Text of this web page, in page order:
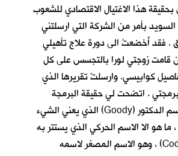
هذا الاغتيال الاقتصادي للشعوب
بأمر من الشركة التي ارسلتني
. فقد أُخضعتُ الى دورة علاج تأهيلي
قامت زوجتي لورا بالتجسس على كل
كوابيسي. وارسلتْ تقريرها الذي
. اتضحت لي حقيقة البرمجة
عندما عرفت ان اسم الدكتور (Goody) الذي يعني الشيء
ما هو الا الاسم الحركي الذي يستتر به
الدكتور كودي (Cody) ، وهو الاسم المصغر لاسمه